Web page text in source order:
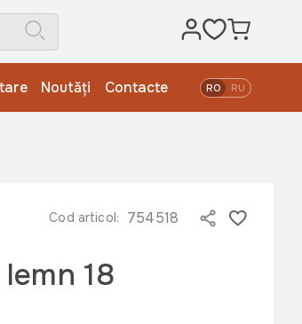
Noutăți Contacte RO RU
Cod articol: 754518
18